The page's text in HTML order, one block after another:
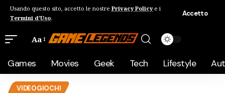
Usando questo sito, accetto le nostre Privacy Policye i
Termini d'Uso.
Accetto
Aa
Games Movies Geek Tech Lifestyle
VIDEOGIOCHI